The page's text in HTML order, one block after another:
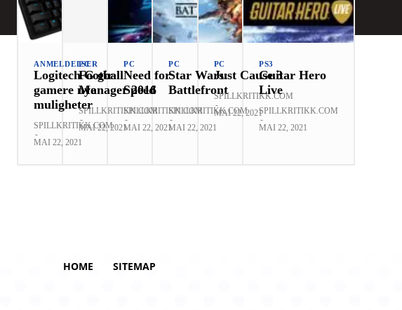
ANMELDELSER
Logitech G gir
gamere nye
muligheter
SPILLKRITIKK.COM
-
MAI 22, 2021
PC
Football
Manager 2016
SPILLKRITIKK.COM
-
MAI 22, 2021
PC
Need for
Speed
SPILLKRITIKK.COM
-
MAI 22, 2021
PC
Star Wars:
Battlefront
SPILLKRITIKK.COM
-
MAI 22, 2021
PC
Just Cause 3
SPILLKRITIKK.COM
-
MAI 22, 2021
PS3
Guitar Hero
Live
SPILLKRITIKK.COM
-
MAI 22, 2021
HOME SITEMAP